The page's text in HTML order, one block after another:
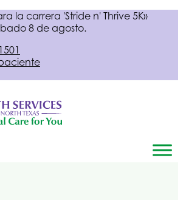
la carrera 'Stride n' Thrive 5K»
8 de agosto.